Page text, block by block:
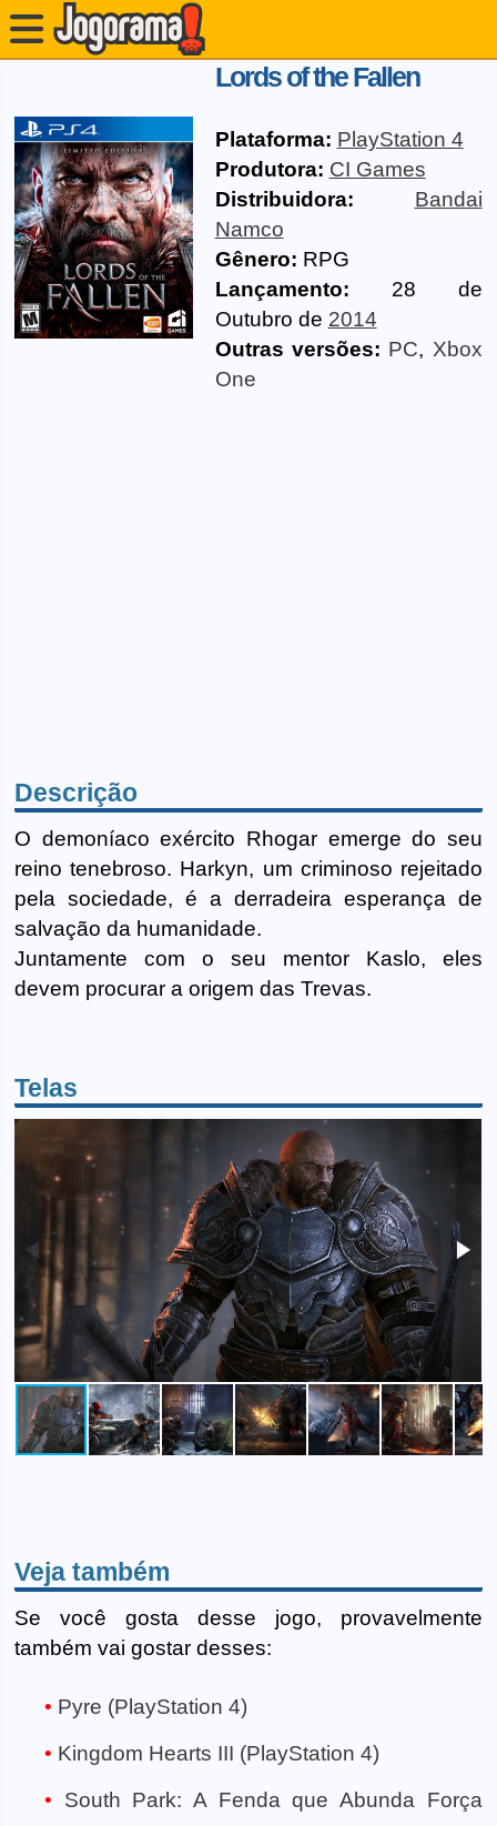
Lords of the Fallen
Plataforma: PlayStation 4
Produtora: CI Games
Distribuidora:
Bandai
Namco
Gênero: RPG
Lançamento: 28 de
Outubro de 2014
Outras versões: PC, Xbox
One
Descrição
O demoníaco exército Rhogar emerge do seu
reino tenebroso. Harkyn, um criminoso rejeitado
pela sociedade, é a derradeira esperança de
salvação da humanidade.
Juntamente com o seu mentor Kaslo, eles
devem procurar a origem das Trevas.
Telas
Veja também
Se você gosta desse jogo, provavelmente
também vai gostar desses:
Pyre (PlayStation 4)
Kingdom Hearts III (PlayStation 4)
South Park: A Fenda que Abunda Força